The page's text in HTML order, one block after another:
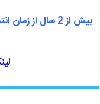
بیش از 2 سال از